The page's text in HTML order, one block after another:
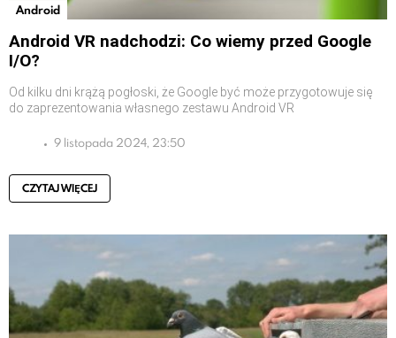
Android
Android VR nadchodzi: Co wiemy przed Google
I/O?
Od kilku dni krążą pogłoski, że Google być może przygotowuje się
do zaprezentowania własnego zestawu Android VR
9 listopada 2024, 23:50
CZYTAJ WIĘCEJ